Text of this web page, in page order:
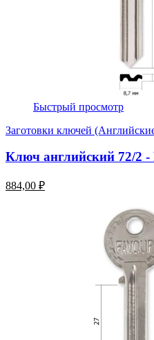
Быстрый просмотр
Заготовки ключей
Ключ английский 72/2
884,00 ₽